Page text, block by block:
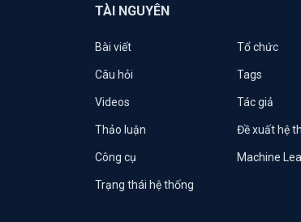
TÀI NGUYÊN
Bài viết Tổ chức
Câu hỏi Tags
Videos Tác giả
Thảo luận Đề xuất hệ
Công cụ Machine
Trạng thái hệ thống